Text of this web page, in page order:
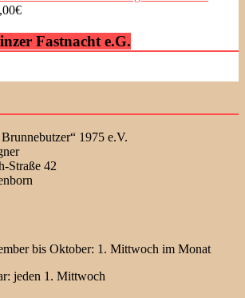
€
Fastnacht e.G.
1975 e.V.
Straße 42
bis Oktober: 1. Mittwoch im Monat
jeden 1. Mittwoch